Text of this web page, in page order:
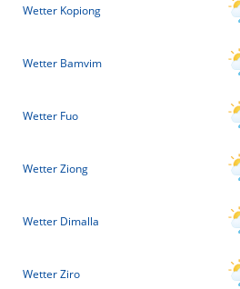
Wetter Kopiong
Wetter Bamvim
Wetter Fuo
Wetter Ziong
Wetter Dimalla
Wetter Ziro